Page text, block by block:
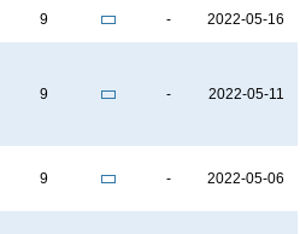
9 - 2022-05-16
9 - 2022-05-11
9 - 2022-05-06